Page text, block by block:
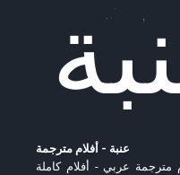
عنبة - أفلام مترجمة
عربي - أفلام كاملة